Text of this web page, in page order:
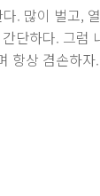
. 많이 벌고,
단하다. 그럼
항상 겸손하자.